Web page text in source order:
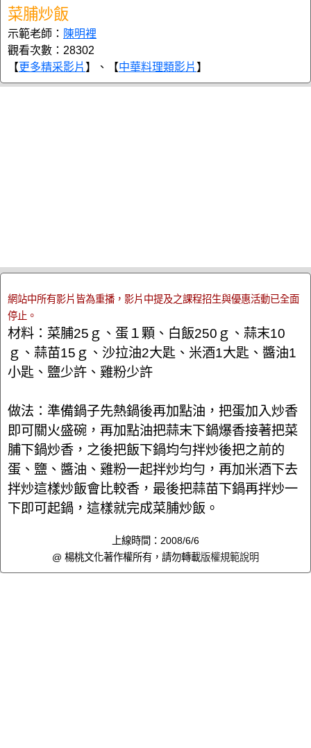
菜脯炒飯
示範老師： 陳明裡
觀看次數：28302
【更多精采影片 】、【中華料理類影片 】
網站中所有影片皆為重播，影片中提及之課程招生與優惠活動已全面
停止。
材料：菜脯25ｇ、蛋１顆、白飯250ｇ、蒜末10
ｇ、蒜苗15ｇ、沙拉油2大匙、米酒1大匙、醬油1
小匙、鹽少許、雞粉少許
做法：準備鍋子先熱鍋後再加點油，把蛋加入炒香
即可關火盛碗，再加點油把蒜末下鍋爆香接著把菜
脯下鍋炒香，之後把飯下鍋均勻拌炒後把之前的
蛋、鹽、醬油、雞粉一起拌炒均勻，再加米酒下去
拌炒這樣炒飯會比較香，最後把蒜苗下鍋再拌炒一
下即可起鍋，這樣就完成菜脯炒飯。
上線時間：2008/6/6
@ 楊桃文化著作權所有，請勿轉載版權規範說明